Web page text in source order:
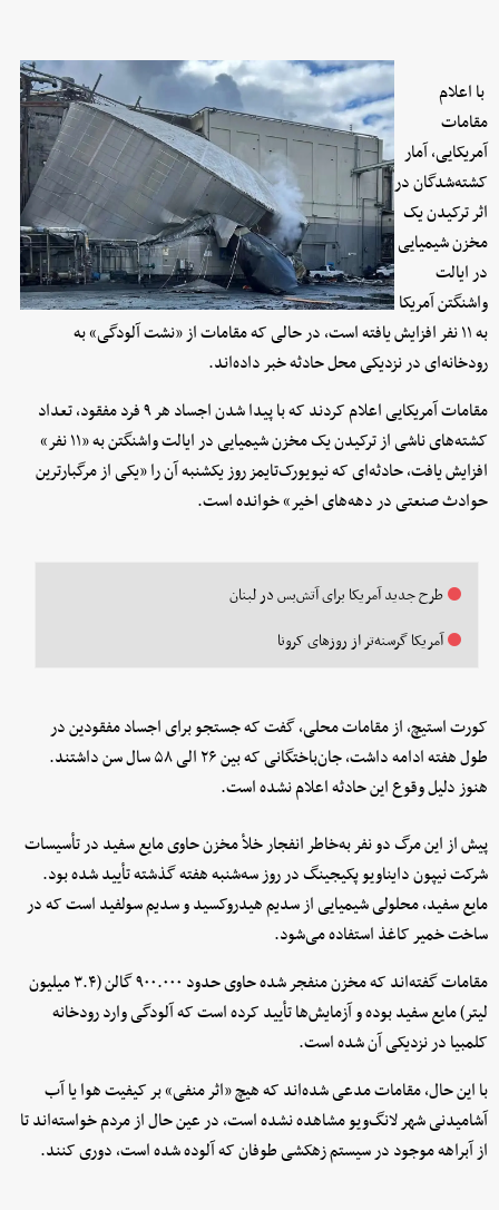
با اعلام
مقامات
آمریکایی، آمار
کشته‌شدگان در
اثر ترکیدن یک
مخزن شیمیایی
در ایالت
واشنگتن آمریکا
به ۱۱ نفر افزایش یافته است، در حالی که مقامات از «نشت آلودگی» به
رودخانه‌ای در نزدیکی محل حادثه خبر داده‌اند.
مقامات آمریکایی اعلام کردند که با پیدا شدن اجساد هر ۹ فرد مفقود، تعداد
کشته‌های ناشی از ترکیدن یک مخزن شیمیایی در ایالت واشنگتن به «۱۱ نفر»
افزایش یافت، حادثه‌ای که نیویورک‌تایمز روز یکشنبه آن را «یکی از مرگبارترین
حوادث صنعتی در دهه‌های اخیر» خوانده است.
طرح جدید آمریکا برای آتش‌بس در لبنان
آمریکا گرسنه‌تر از روزهای کرونا
کورت استیچ، از مقامات محلی، گفت که جستجو برای اجساد مفقودین در
طول هفته ادامه داشت، جان‌باختگانی که بین ۲۶ الی ۵۸ سال سن داشتند.
هنوز دلیل وقوع این حادثه اعلام نشده است.
پیش از این مرگ دو نفر به‌خاطر انفجار خلأ مخزن حاوی مایع سفید در تأسیسات
شرکت نیپون دایناویو پکیجینگ در روز سه‌شنبه هفته گذشته تأیید شده بود.
مایع سفید، محلولی شیمیایی از سدیم هیدروکسید و سدیم سولفید است که در
ساخت خمیر کاغذ استفاده می‌شود.
مقامات گفته‌اند که مخزن منفجر شده حاوی حدود ۹۰۰.۰۰۰ گالن (۳.۴ میلیون
لیتر) مایع سفید بوده و آزمایش‌ها تأیید کرده است که آلودگی وارد رودخانه
کلمبیا در نزدیکی آن شده است.
با این حال، مقامات مدعی شده‌اند که هیچ «اثر منفی» بر کیفیت هوا یا آب
آشامیدنی شهر لانگ‌ویو مشاهده نشده است، در عین حال از مردم خواسته‌اند تا
از آبراهه موجود در سیستم زهکشی طوفان که آلوده شده است، دوری کنند.